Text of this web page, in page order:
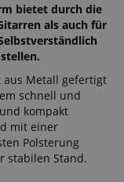
bietet durch die
als auch für
aus Metall gefertigt
schnell und
kompakt
mit einer
Polsterung
stabilen Stand.